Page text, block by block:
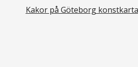
Kakor på Göteborg konstkarta